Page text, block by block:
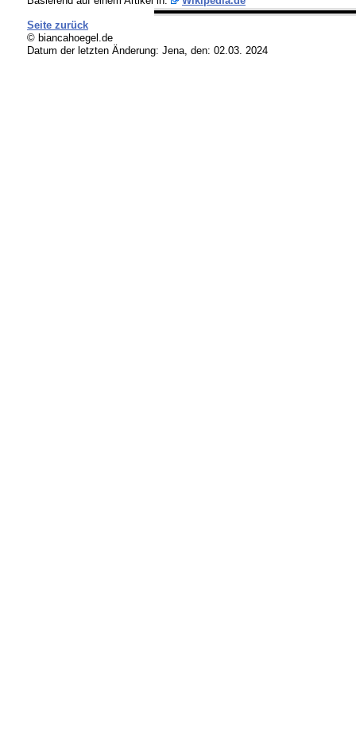
Seite zurück
© biancahoegel.de
Datum der letzten Änderung: Jena, den: 02.03. 2024